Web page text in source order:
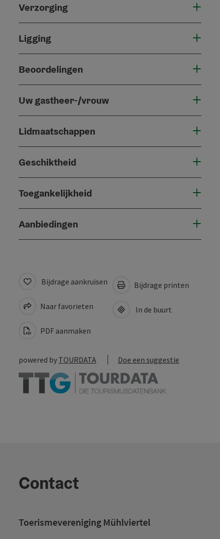
Verzorging
Ligging
Beoordelingen
Uw gastheer-/vrouw
Lidmaatschappen
Geschiktheid
Toegankelijkheid
Aanbiedingen
Bijdrage aankruisen
Naar favorieten
PDF aanmaken
Bijdrage printen
In de buurt
powered by TOURDATA Doe een suggestie
Contact
Toerismevereniging Mühlviertel